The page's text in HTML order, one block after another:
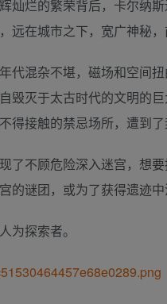
灿烂的繁荣背后，卡尔纳
远在城市之下，宽广神秘
代混杂不堪，磁场和空间
毁灭于太古时代的文明的巨
得接触的禁忌场所，遭到了
了不顾危险深入迷宫，想要
的谜团，或为了获得遗迹
为探索者。